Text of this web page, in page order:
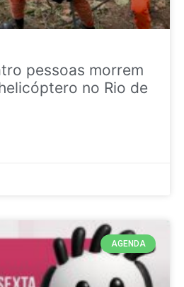
pessoas morrem
no Rio de
AGENDA